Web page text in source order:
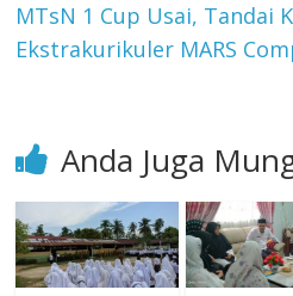
MTsN 1 Cup Usai, Tandai
Ekstrakurikuler MARS
Anda Juga